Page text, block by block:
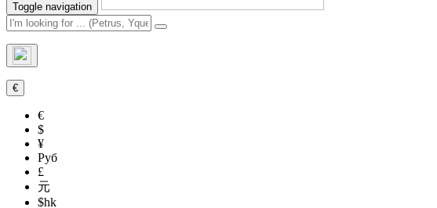
Toggle navigation
€
€
$
¥
Руб
£
元
$hk